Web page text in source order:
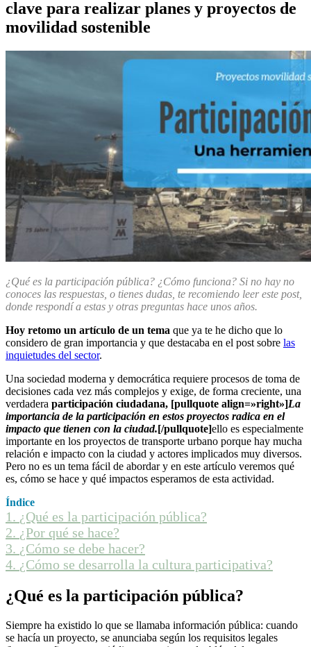
clave para realizar planes y proyectos de
movilidad sostenible
¿Qué es la participación pública? ¿Cómo funciona? Si no hay no
conoces las respuestas, o tienes dudas, te recomiendo leer este post,
donde respondí a estas y otras preguntas hace unos años.
Hoy retomo un artículo de un tema que ya te he dicho que lo
considero de gran importancia y que destacaba en el post sobre las
inquietudes del sector.
Una sociedad moderna y democrática requiere procesos de toma de
decisiones cada vez más complejos y exige, de forma creciente, una
verdadera participación ciudadana, [pullquote align=»right»]La
importancia de la participación en estos proyectos radica en el
impacto que tienen con la ciudad.[/pullquote]ello es especialmente
importante en los proyectos de transporte urbano porque hay mucha
relación e impacto con la ciudad y actores implicados muy diversos.
Pero no es un tema fácil de abordar y en este artículo veremos qué
es, cómo se hace y qué impactos esperamos de esta actividad.
Índice
1. ¿Qué es la participación pública?
2. ¿Por qué se hace?
3. ¿Cómo se debe hacer?
4. ¿Cómo se desarrolla la cultura participativa?
¿Qué es la participación pública?
Siempre ha existido lo que se llamaba información pública: cuando
se hacía un proyecto, se anunciaba según los requisitos legales